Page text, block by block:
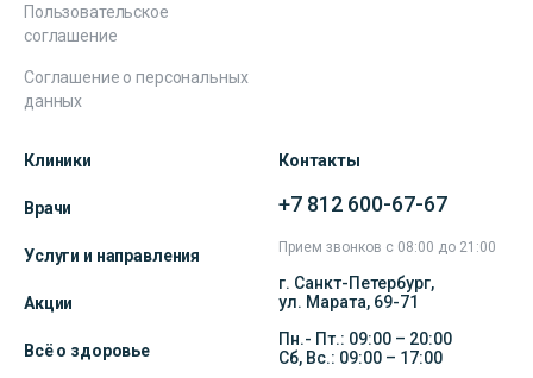
Пользовательское
соглашение
Соглашение о персональных
данных
Клиники
Врачи
Услуги и направления
Акции
Всё о здоровье
Контакты
+7 812 600-67-67
Прием звонков с 08:00 до 21:00
г. Санкт-Петербург,
ул. Марата, 69-71
Пн.- Пт.: 09:00 – 20:00
Сб, Вс.: 09:00 – 17:00